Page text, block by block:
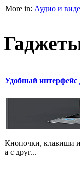
More in: Аудио и
Удобный интерфейс
Кнопочки, клавиши
а с друг...